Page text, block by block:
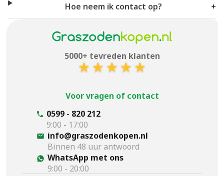
Hoe neem ik contact op? +
5000+ tevreden klanten
Voor vragen of contact
0599 - 820 212
9:00 - 17:00
info@graszodenkopen.nl
Binnen 48 uur antwoord
WhatsApp met ons
9:00 - 20:00